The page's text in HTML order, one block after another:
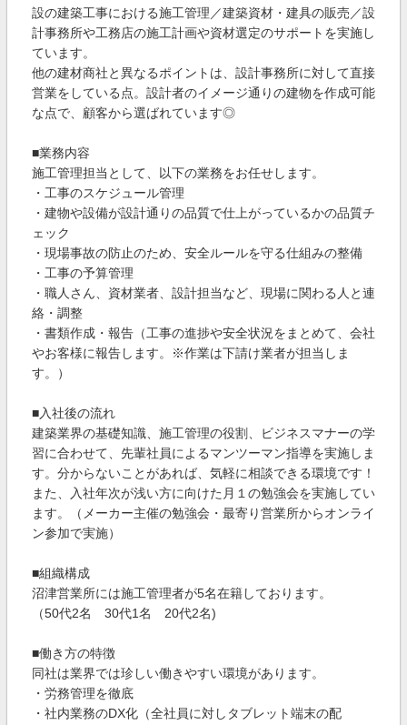
設の建築工事における施工管理／建築資材・建具の販売／設
計事務所や工務店の施工計画や資材選定のサポートを実施し
ています。
他の建材商社と異なるポイントは、設計事務所に対して直接
営業をしている点。設計者のイメージ通りの建物を作成可能
な点で、顧客から選ばれています◎
■業務内容
施工管理担当として、以下の業務をお任せします。
・工事のスケジュール管理
・建物や設備が設計通りの品質で仕上がっているかの品質チ
ェック
・現場事故の防止のため、安全ルールを守る仕組みの整備
・工事の予算管理
・職人さん、資材業者、設計担当など、現場に関わる人と連
絡・調整
・書類作成・報告（工事の進捗や安全状況をまとめて、会社
やお客様に報告します。※作業は下請け業者が担当しま
す。）
■入社後の流れ
建築業界の基礎知識、施工管理の役割、ビジネスマナーの学
習に合わせて、先輩社員によるマンツーマン指導を実施しま
す。分からないことがあれば、気軽に相談できる環境です！
また、入社年次が浅い方に向けた月１の勉強会を実施してい
ます。（メーカー主催の勉強会・最寄り営業所からオンライ
ン参加で実施）
■組織構成
沼津営業所には施工管理者が5名在籍しております。
（50代2名 30代1名 20代2名)
■働き方の特徴
同社は業界では珍しい働きやすい環境があります。
・労務管理を徹底
・社内業務のDX化（全社員に対しタブレット端末の配